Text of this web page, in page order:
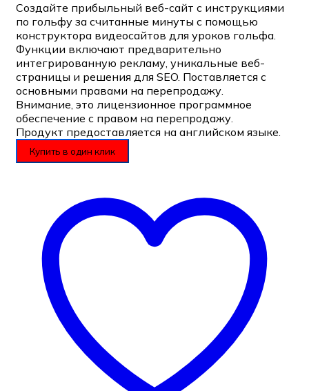
Создайте прибыльный веб-сайт с инструкциями
по гольфу за считанные минуты с помощью
конструктора видеосайтов для уроков гольфа.
Функции включают предварительно
интегрированную рекламу, уникальные веб-
страницы и решения для SEO. Поставляется с
основными правами на перепродажу.
Внимание, это лицензионное программное
обеспечение с правом на перепродажу.
Продукт предоставляется на английском языке.
Купить в один клик